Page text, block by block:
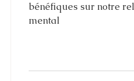
bénéfiques sur notre
mental